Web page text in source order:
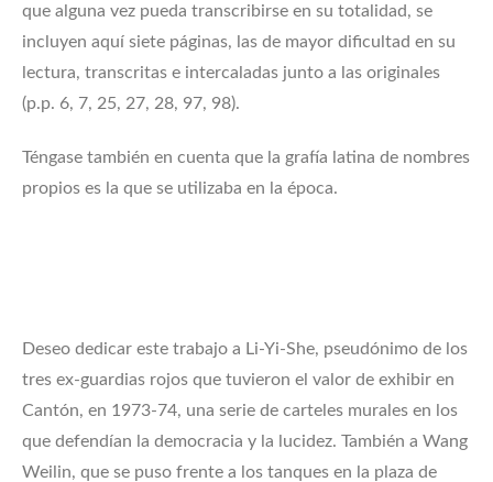
que alguna vez pueda transcribirse en su totalidad, se
incluyen aquí siete páginas, las de mayor dificultad en su
lectura, transcritas e intercaladas junto a las originales
(p.p. 6, 7, 25, 27, 28, 97, 98).
Téngase también en cuenta que la grafía latina de nombres
propios es la que se utilizaba en la época.
Deseo dedicar este trabajo a Li-Yi-She, pseudónimo de los
tres ex-guardias rojos que tuvieron el valor de exhibir en
Cantón, en 1973-74, una serie de carteles murales en los
que defendían la democracia y la lucidez. También a Wang
Weilin, que se puso frente a los tanques en la plaza de